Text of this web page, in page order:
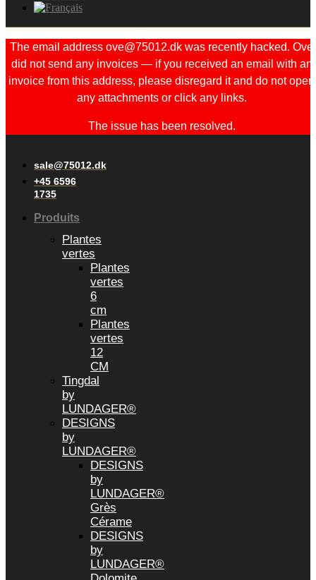
The email address ove@75012.dk was recently hacked. Ove
did not send any invoices — if you received an email with an
invoice from this address, please disregard it and do not open
any attachments or click any links.
The issue has been resolved.
sale@75012.dk
+45 6596
1735
Produits
Plantes
vertes
Plantes
vertes
6
cm
Plantes
vertes
12
CM
Tingdal
by
LUNDAGER®
DESIGNS
by
LUNDAGER®
DESIGNS
by
LUNDAGER®
Grès
Cérame
DESIGNS
by
LUNDAGER®